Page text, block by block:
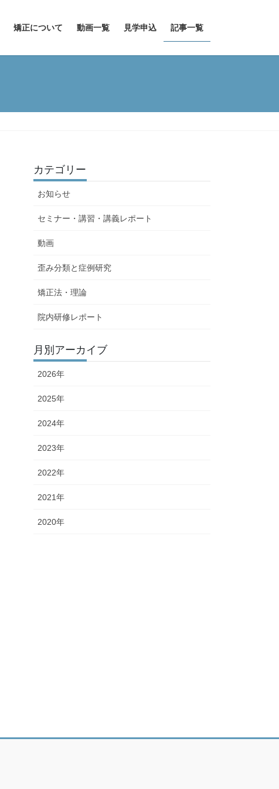
矯正について 動画一覧 見学申込 記事一覧
カテゴリー
お知らせ
セミナー・講習・講義レポート
動画
歪み分類と症例研究
矯正法・理論
院内研修レポート
月別アーカイブ
2026年
2025年
2024年
2023年
2022年
2021年
2020年